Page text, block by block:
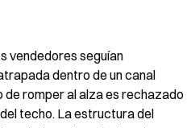
vendedores seguían
dentro de un canal
romper al alza es rechazado
techo. La estructura del